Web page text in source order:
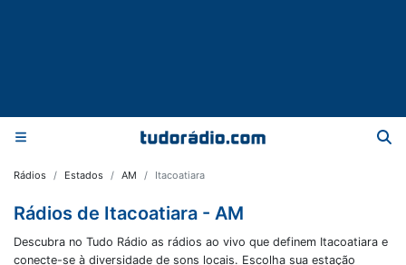
Rádios Estados AM Itacoatiara
Rádios de Itacoatiara - AM
Descubra no Tudo Rádio as rádios ao vivo que definem Itacoatiara e
conecte-se à diversidade de sons locais. Escolha sua estação